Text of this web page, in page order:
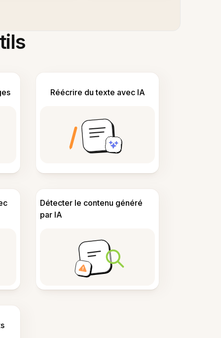
Réécrire du texte avec IA
Détecter le contenu généré
par IA